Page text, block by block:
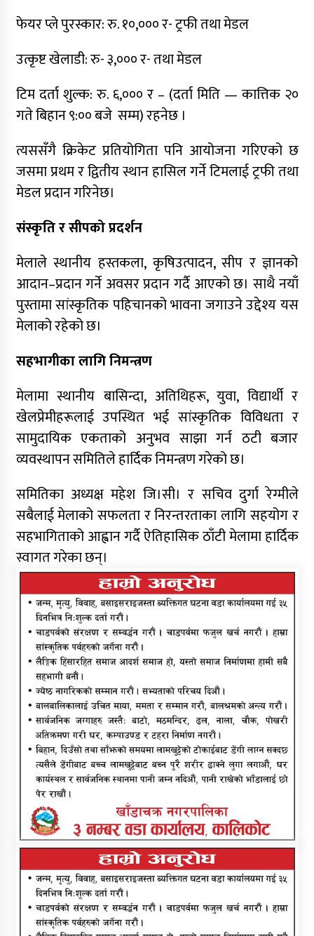
फेयर प्ले पुरस्कार: रु. १०,००० र- ट्रफी तथा मेडल
उत्कृष्ट खेलाडी: रु- ३,००० र- तथा मेडल
टिम दर्ता शुल्क: रु. ६,००० र – (दर्ता मिति — कात्तिक २०
गते बिहान ९:०० बजे सम्म) रहनेछ ।
त्यससँगै क्रिकेट प्रतियोगिता पनि आयोजना गरिएको छ
जसमा प्रथम र द्वितीय स्थान हासिल गर्ने टिमलाई ट्रफी तथा
मेडल प्रदान गरिनेछ।
संस्कृति र सीपको प्रदर्शन
मेलाले स्थानीय हस्तकला, कृषिउत्पादन, सीप र ज्ञानको
आदान–प्रदान गर्ने अवसर प्रदान गर्दै आएको छ। साथै नयाँ
पुस्तामा सांस्कृतिक पहिचानको भावना जगाउने उद्देश्य यस
मेलाको रहेको छ।
सहभागीका लागि निमन्त्रण
मेलामा स्थानीय बासिन्दा, अतिथिहरू, युवा, विद्यार्थी र
खेलप्रेमीहरूलाई उपस्थित भई सांस्कृतिक विविधता र
सामुदायिक एकताको अनुभव साझा गर्न ठटी बजार
व्यवस्थापन समितिले हार्दिक निमन्त्रण गरेको छ।
समितिका अध्यक्ष महेश जि।सी। र सचिव दुर्गा रेग्मीले
सबैलाई मेलाको सफलता र निरन्तरताका लागि सहयोग र
सहभागिताको आह्वान गर्दै ऐतिहासिक ठाँटी मेलामा हार्दिक
स्वागत गरेका छन्।